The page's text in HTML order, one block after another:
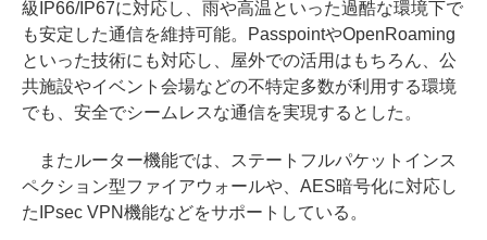
級IP66/IP67に対応し、雨や高温といった過酷な環境下で
も安定した通信を維持可能。PasspointやOpenRoaming
といった技術にも対応し、屋外での活用はもちろん、公
共施設やイベント会場などの不特定多数が利用する環境
でも、安全でシームレスな通信を実現するとした。
またルーター機能では、ステートフルパケットインス
ペクション型ファイアウォールや、AES暗号化に対応し
たIPsec VPN機能などをサポートしている。